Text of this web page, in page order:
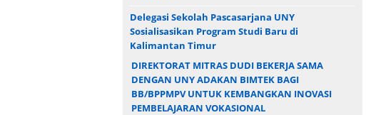
Delegasi Sekolah Pascasarjana UNY
Sosialisasikan Program Studi Baru di
Kalimantan Timur
DIREKTORAT MITRAS DUDI BEKERJA SAMA
DENGAN UNY ADAKAN BIMTEK BAGI
BB/BPPMPV UNTUK KEMBANGKAN INOVASI
PEMBELAJARAN VOKASIONAL